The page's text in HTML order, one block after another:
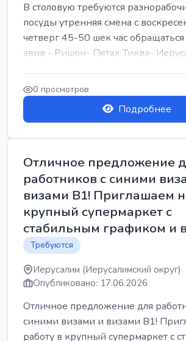
В столовую требуются
посуды утренняя смена с
четверг 45-50 шек час
авив - Ришон- Петах Тиква-
0 просмотров
Подробнее
Отличное предложение
работников с синими
визами B1! Приглашаем
крупный супермаркет с
стабильным графиком и
Требуются
Иерусалим (Иерусалимский округ)
Опубликовано: 17.06.2026
Отличное предложение для
синими визами и визами B1!
работу в крупный супермаркет с